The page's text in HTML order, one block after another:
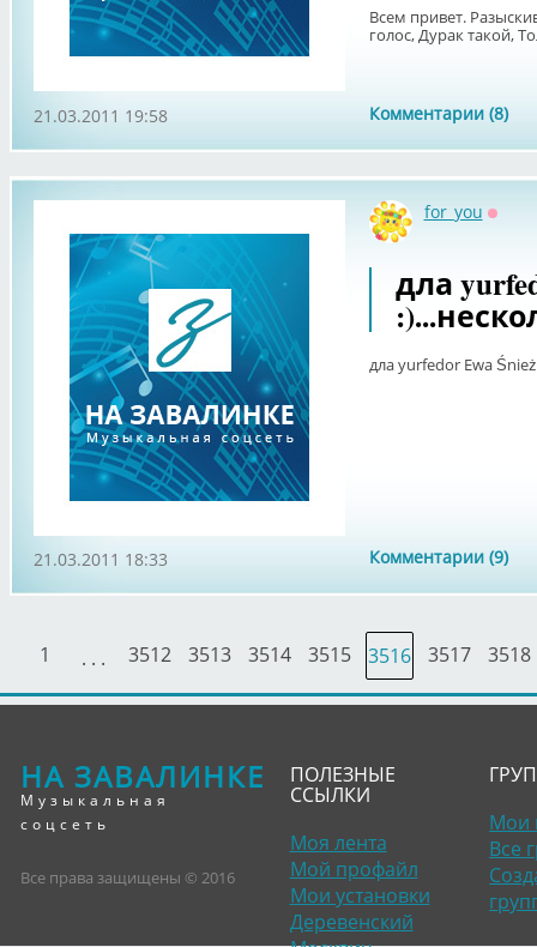
Всем привет.
голос, Дурак такой,
Комментарии (8)
21.03.2011 19:58
for_you
дла
дла yurfedor Ewa
Комментарии (9)
21.03.2011 18:33
1 . . . 3512 3513 3514 3515 3516 3517 3518
НА ЗАВАЛИНКЕ
Музыкальная
соцсеть
Все права защищены © 2016
ПОЛЕЗНЫЕ
ССЫЛКИ
Моя лента
Мой профайл
Мои установки
Деревенский
Мои
Все